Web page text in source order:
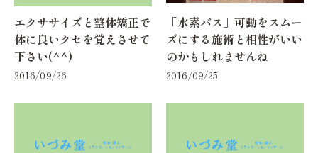
エクササイズと整体矯正で
体に良いクセを覚えさせて
下さい(^^)
2016/09/26
「水素バス」可動をスムー
ズにする施術と相性がいい
のかもしれませんね
2016/09/25